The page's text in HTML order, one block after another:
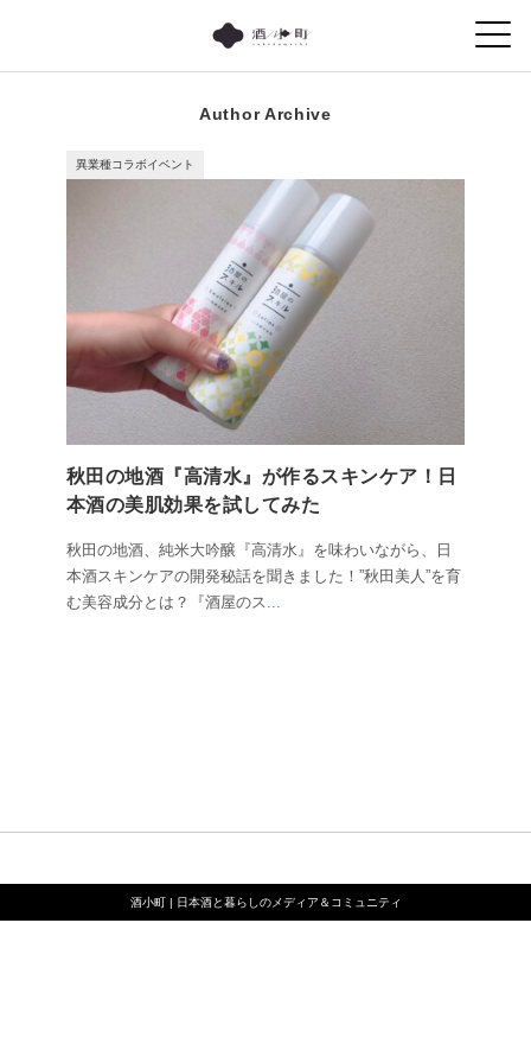
Author Archive
異業種コラボイベント
秋田の地酒『高清水』が作るスキンケア！日
本酒の美肌効果を試してみた
秋田の地酒、純米大吟醸『高清水』を味わいながら、日
本酒スキンケアの開発秘話を聞きました！”秋田美人”を育
む美容成分とは？『酒屋のス...
酒小町 | 日本酒と暮らしのメディア＆コミュニティ